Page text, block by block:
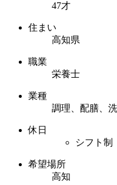
47才
住まい
高知県
職業
栄養士
業種
調理、配膳、
休日
シフト制
希望場所
高知